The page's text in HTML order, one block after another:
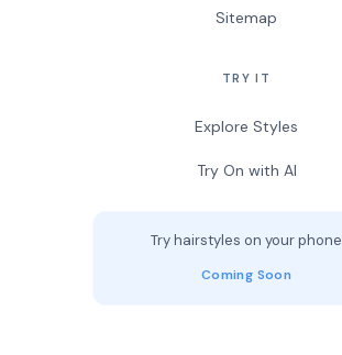
Sitemap
TRY IT
Explore Styles
Try On with AI
Try hairstyles on your phone
Coming Soon